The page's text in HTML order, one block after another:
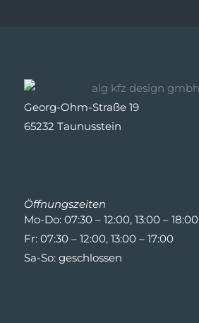
Georg-Ohm-Straße 19
65232 Taunusstein
Öffnungszeiten
Mo-Do: 07:30 – 12:00, 13:00 – 18:00
Fr: 07:30 – 12:00, 13:00 – 17:00
Sa-So: geschlossen